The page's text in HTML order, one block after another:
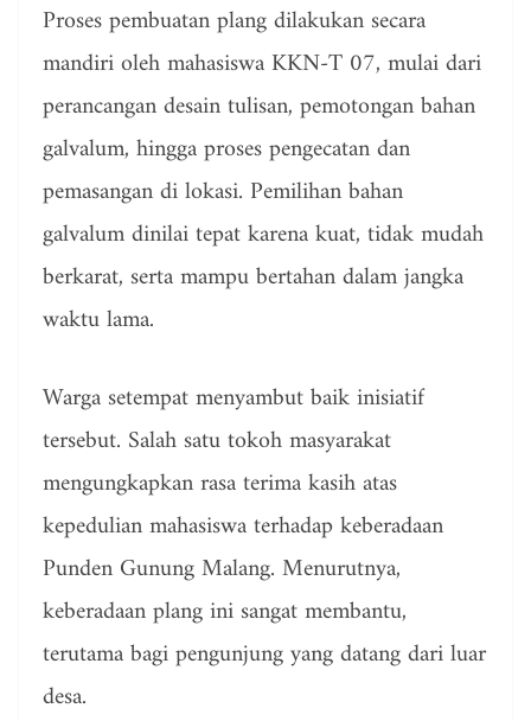
Proses pembuatan plang dilakukan secara
mandiri oleh mahasiswa KKN-T 07, mulai dari
perancangan desain tulisan, pemotongan bahan
galvalum, hingga proses pengecatan dan
pemasangan di lokasi. Pemilihan bahan
galvalum dinilai tepat karena kuat, tidak mudah
berkarat, serta mampu bertahan dalam jangka
waktu lama.
Warga setempat menyambut baik inisiatif
tersebut. Salah satu tokoh masyarakat
mengungkapkan rasa terima kasih atas
kepedulian mahasiswa terhadap keberadaan
Punden Gunung Malang. Menurutnya,
keberadaan plang ini sangat membantu,
terutama bagi pengunjung yang datang dari luar
desa.